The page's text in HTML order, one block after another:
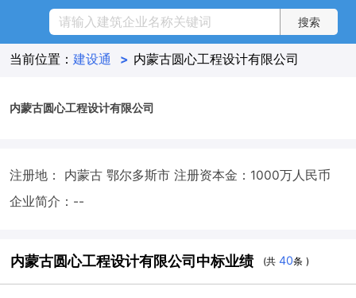
当前位置： 建设通 > 内蒙古圆心工程设计有限公司
内蒙古圆心工程设计有限公司
注册地： 内蒙古 鄂尔多斯市 注册资本金：1000万人民币
企业简介：--
内蒙古圆心工程设计有限公司中标业绩 (共40条 )